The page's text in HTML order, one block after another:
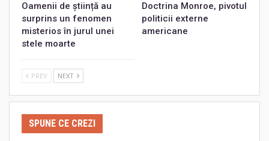
Oamenii de știință au
surprins un fenomen
misterios în jurul unei
stele moarte
Doctrina Monroe, pivotul
politicii externe
americane
PREV NEXT
SPUNE CE CREZI